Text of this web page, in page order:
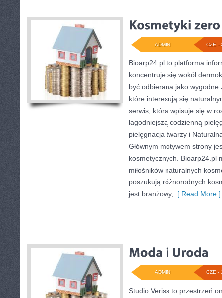
CZE -
ADMIN
Bioarp24.pl to platforma
koncentruje się wokół
być odbierana jako
które interesują się
serwis, która wpisuje się w
łagodniejszą codzienną
pielęgnacja twarzy i
Głównym motywem strony
kosmetycznych. Bioarp24.pl
miłośników naturalnych
poszukują różnorodnych
jest branżowy,
[ Read More ]
CZE -
ADMIN
Studio Veriss to przestrzeń